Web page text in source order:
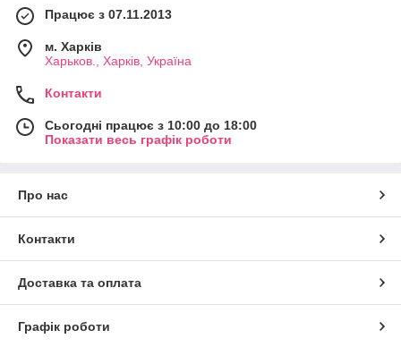
Працює з 07.11.2013
м. Харків
Харьков., Харків, Україна
Контакти
Сьогодні працює з 10:00 до 18:00
Показати весь графік роботи
Про нас
Контакти
Доставка та оплата
Графік роботи